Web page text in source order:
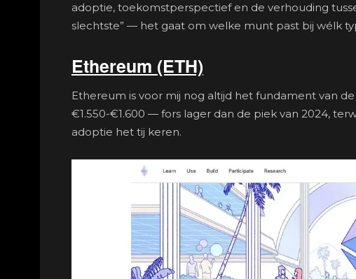
adoptie, toekomstperspectief en de verhouding
slechtste” — het gaat om welke munt past bij wélk
Ethereum (ETH)
Ethereum is voor mij nog altijd het fundament van
€1.550-€1.600 — fors lager dan de piek van 2024,
adoptie het tij keren.